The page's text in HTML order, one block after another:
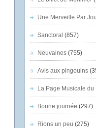
Une Merveille Par
Sanctoral (857)
Neuvaines(755)
Avis aux pingouins
La Page Musicale du
Bonne journée (297)
Rions un peu (275)